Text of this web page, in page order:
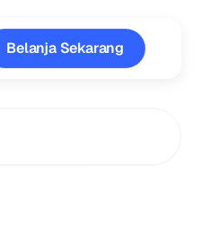
Belanja Sekarang